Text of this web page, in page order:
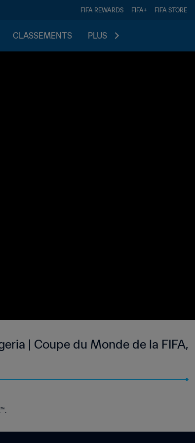
FIFA REWARDS FIFA+ FIFA STORE
CLASSEMENTS PLUS
| Coupe du Monde de la FIFA,